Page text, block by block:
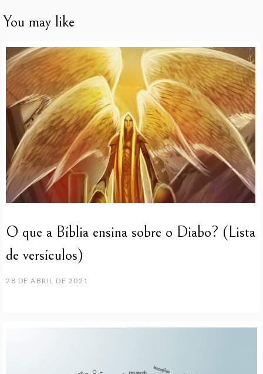
You may like
O que a Bíblia ensina sobre o Diabo? (Lista
de versículos)
28 DE ABRIL DE 2021